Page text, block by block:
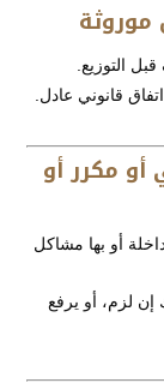
موروثة
التوزيع.
قانوني عادل.
مكرر أو
أو بها مشاكل
لزم، أو يرفع